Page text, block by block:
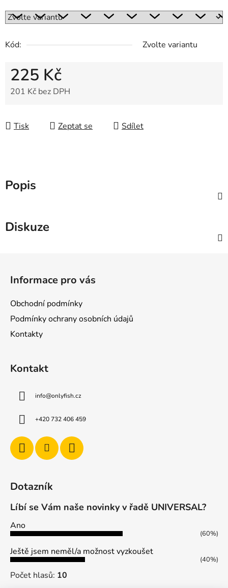
Kód: Zvolte variantu
225 Kč
201 Kč bez DPH
Tisk
Zeptat se Sdílet
Popis
Diskuze
Informace pro vás
Obchodní podmínky
Podmínky ochrany osobních údajů
Kontakty
Kontakt
info@onlyfish.cz
+420 732 406 459
Dotazník
Líbí se Vám naše novinky v řadě UNIVERSAL?
Ano
(60%)
Ještě jsem neměl/a možnost vyzkoušet
(40%)
Počet hlasů: 10